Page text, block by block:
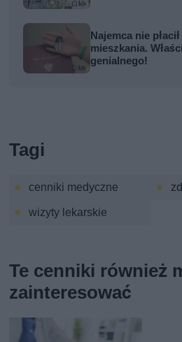
Najemca nie
mieszkania.
genialnego!
Tagi
cenniki medyczne
wizyty lekarskie
Te cenniki również
zainteresować